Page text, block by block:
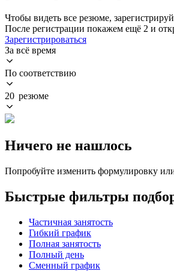
Чтобы видеть все резюме,
После регистрации покажем ещё 2 и
Зарегистрироваться
За всё время
По соответствию
20 резюме
Ничего не нашлось
Попробуйте изменить формулировку
Быстрые фильтры
Частичная занятость
Гибкий график
Полная занятость
Полный день
Сменный график